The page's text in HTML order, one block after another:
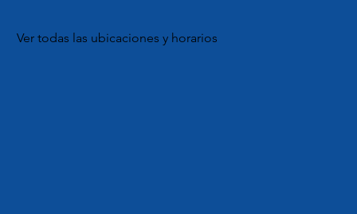
Ver todas las ubicaciones y horarios